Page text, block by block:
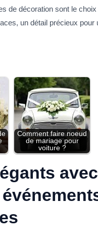
de décoration sont le
un détail précieux
Comment faire noeud
de mariage pour
voiture ?